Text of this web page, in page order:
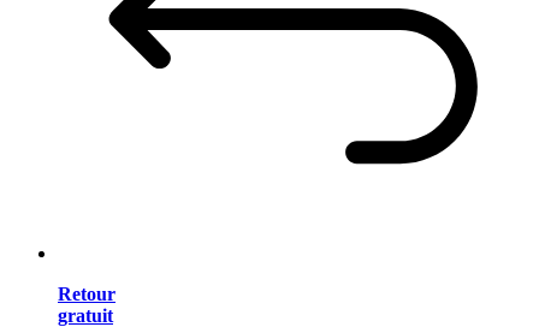
Retour
gratuit